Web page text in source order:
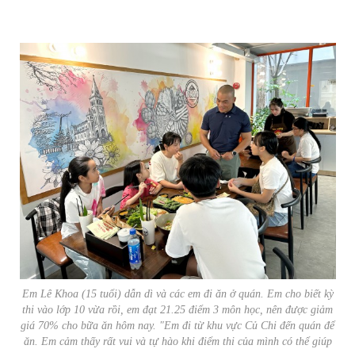
Em Lê Khoa (15 tuổi) dẫn dì và các em đi ăn ở quán. Em cho biết kỳ
thi vào lớp 10 vừa rồi, em đạt 21.25 điểm 3 môn học, nên được giảm
giá 70% cho bữa ăn hôm nay. "Em đi từ khu vực Củ Chi đến quán để
ăn. Em cảm thấy rất vui và tự hào khi điểm thi của mình có thể giúp